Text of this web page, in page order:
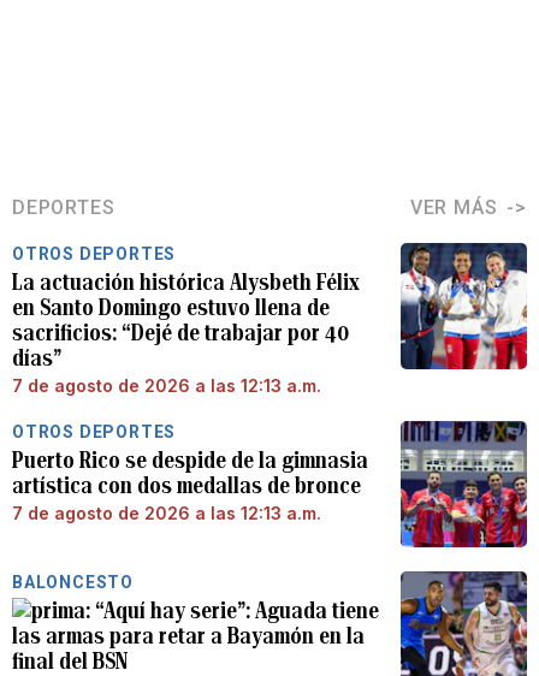
DEPORTES VER MÁS
OTROS DEPORTES
La actuación histórica Alysbeth Félix
en Santo Domingo estuvo llena de
sacrificios: “Dejé de trabajar por 40
días”
7 de agosto de 2026 a las 12:13 a.m.
OTROS DEPORTES
Puerto Rico se despide de la gimnasia
artística con dos medallas de bronce
7 de agosto de 2026 a las 12:13 a.m.
BALONCESTO
“Aquí hay serie”: Aguada tiene
las armas para retar a Bayamón en la
final del BSN